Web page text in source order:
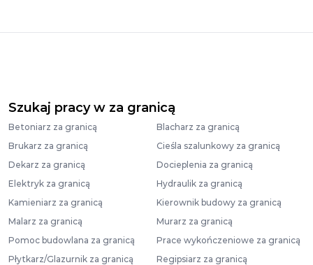
Szukaj pracy w za granicą
Betoniarz za granicą
Blacharz za granicą
Brukarz za granicą
Cieśla szalunkowy za granicą
Dekarz za granicą
Docieplenia za granicą
Elektryk za granicą
Hydraulik za granicą
Kamieniarz za granicą
Kierownik budowy za granicą
Malarz za granicą
Murarz za granicą
Pomoc budowlana za granicą
Prace wykończeniowe za granicą
Płytkarz/Glazurnik za granicą
Regipsiarz za granicą